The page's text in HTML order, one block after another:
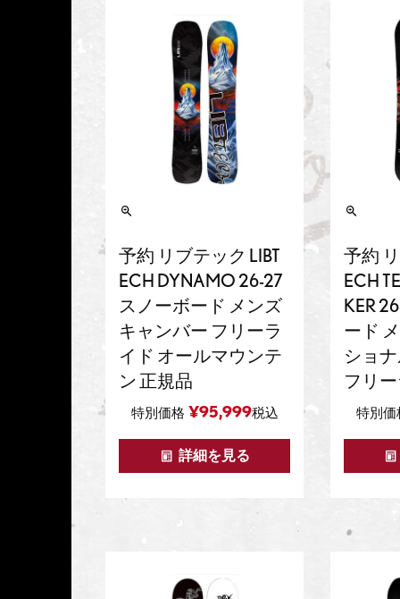
予約 リブテック LIBT
ECH DYNAMO 26-27
スノーボード メンズ
キャンバー フリーラ
イド オールマウンテ
ン 正規品
特別価格 ¥95,999税込
詳細を見る
予約
ECH
KER
ード
ショ
フリ
特別価